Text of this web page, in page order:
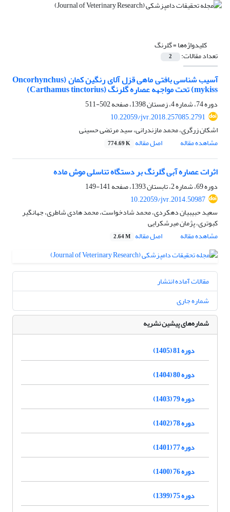
کلیدواژه‌ها =گلرنگ
تعداد مقالات: 2
آسیب شناسی بافتی ماهی قزل آلای رنگین کمان (Oncorhynchus
mykiss) تحت مواجهه عصاره گلرنگ (Carthamus tinctorius)
دوره 74، شماره 4، زمستان 1398، صفحه
502-511
10.22059/jvr.2018.257085.2791
اشکان زرگری، محمد مازندرانی، سید مرتضی حسینی
مشاهده مقاله
اصل مقاله 774.69 K
اثرات عصاره آبی گلرنگ بر دستگاه تناسلی موش ماده
دوره 69، شماره 2، تابستان 1393، صفحه
141-149
10.22059/jvr.2014.50987
سعید حبیبیان دهکردی، محمد شادخواست، محمد هادی شاطری، جهانگیر
کبوتری، پژمان میرشکرایی
مشاهده مقاله
اصل مقاله 2.64 M
مقالات آماده انتشار
شماره جاری
شماره‌های پیشین نشریه
دوره 81 (1405)
دوره 80 (1404)
دوره 79 (1403)
دوره 78 (1402)
دوره 77 (1401)
دوره 76 (1400)
دوره 75 (1399)